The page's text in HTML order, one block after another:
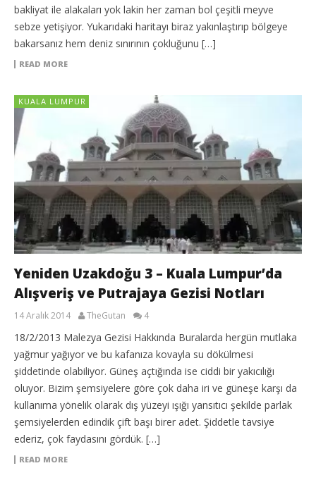
bakliyat ile alakaları yok lakin her zaman bol çeşitli meyve
sebze yetişiyor. Yukarıdaki haritayı biraz yakınlaştırıp bölgeye
bakarsanız hem deniz sınırının çokluğunu […]
READ MORE
KUALA LUMPUR
Yeniden Uzakdoğu 3 – Kuala Lumpur’da
Alışveriş ve Putrajaya Gezisi Notları
14 Aralık 2014 TheGutan 4
18/2/2013 Malezya Gezisi Hakkında Buralarda hergün mutlaka
yağmur yağıyor ve bu kafanıza kovayla su dökülmesi
şiddetinde olabiliyor. Güneş açtığında ise ciddi bir yakıcılığı
oluyor. Bizim şemsiyelere göre çok daha iri ve güneşe karşı da
kullanıma yönelik olarak dış yüzeyi ışığı yansıtıcı şekilde parlak
şemsiyelerden edindik çift başı birer adet. Şiddetle tavsiye
ederiz, çok faydasını gördük. […]
READ MORE